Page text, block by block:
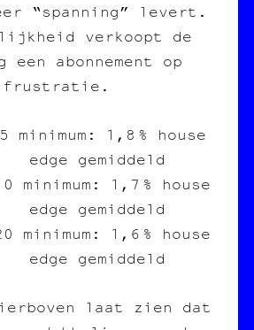
“spanning” levert.
verkoopt de
een abonnement op
frustratie.
minimum: 1,8 % house
edge gemiddeld
minimum: 1,7 % house
edge gemiddeld
minimum: 1,6 % house
edge gemiddeld
laat zien dat